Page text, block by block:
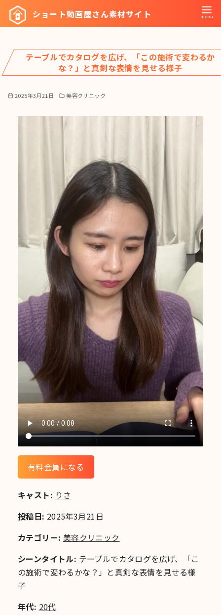
ツ
へ
ショート動画屋さん素材サイト
テーブルでカタログを広げ、「この施術で変わるか
な？」と真剣な表情を見せる様子
2025年3月21日 美容クリニック
有料会員になる
キャスト: りさ
投稿日: 2025年3月21日
カテゴリー: 美容クリニック
シーンタイトル: テーブルでカタログを広げ、「こ
の施術で変わるかな？」と真剣な表情を見せる様
子
年代: 20代